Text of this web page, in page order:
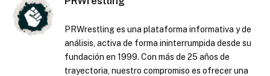
PRWrestling es una plataforma informativa y de
análisis, activa de forma ininterrumpida desde su
fundación en 1999. Con más de 25 años de
trayectoria, nuestro compromiso es ofrecer una